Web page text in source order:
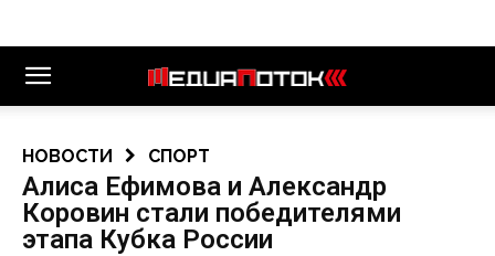
НОВОСТИ СПОРТ
Алиса Ефимова и Александр
Коровин стали победителями
этапа Кубка России